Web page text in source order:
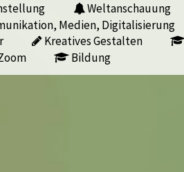
Weltanschauung
Medien, Digitalisierung
Kreatives Gestalten
Bildung